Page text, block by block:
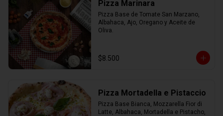
Pizza Marinara
Pizza Base de Tomate San Marzano,
Albahaca, Ajo, Oregano y Aceite de
Oliva.
$8.500
Pizza Mortadella e Pistaccio
Pizza Base Bianca, Mozzarella Fior di
Latte, Albahaca, Mortadella e Pistacho,